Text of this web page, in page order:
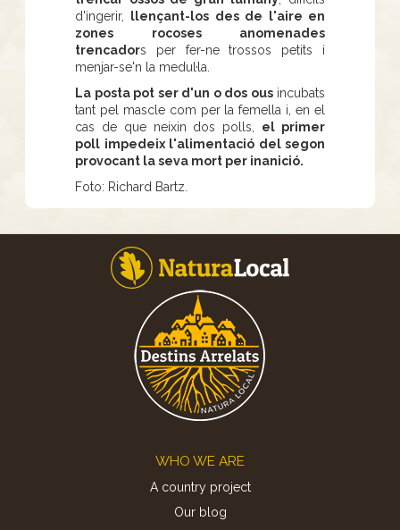
d'ingerir,
llençant-los des de l'aire en
zones rocoses anomenades
trencadors per fer-ne trossos petits i
menjar-se'n la medul·la.
La posta pot ser d'un o dos ousincubats
tant pel mascle com per la femella i, en el
cas de que neixin dos polls, el primer
poll impedeix l'alimentació del segon
provocant la seva mort per inanició.
Foto: Richard Bartz.
WHO WE ARE
A country project
Our blog